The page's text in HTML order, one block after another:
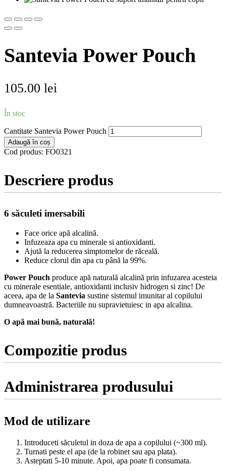
Santevia Power Pouch
105.00 lei
În stoc
Cantitate Santevia Power Pouch
Adaugă în coș
Cod produs: FO0321
Descriere produs
6 săculeti imersabili
Face orice apă alcalină.
Infuzeaza apa cu minerale si antioxidanti.
Ajută la reducerea simptomelor de răceală.
Reduce clorul din apa cu până la 99%.
Power Pouch produce apă naturală alcalină prin infuzarea acesteia
cu minerale esentiale, antioxidanti inclusiv hidrogen si zinc! De
aceea, apa de la Santevia sustine sistemul imunitar al copilului
dumneavoastră. Bacteriile nu supravietuiesc in apa alcalina.
O apă mai bună, naturală!
Compozitie produs
Administrarea produsului
Mod de utilizare
Introduceti săculetul in doza de apa a copilului (~300 ml).
Turnati peste el apa (de la robinet sau apa plata).
Asteptati 5-10 minute. Apoi, apa poate fi consumata.